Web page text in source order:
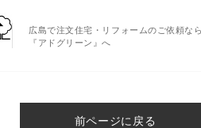
広島で注文住宅・リフォームのご依頼な
『アドグリーン』へ
前ページに戻る